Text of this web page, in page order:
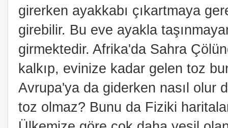
girerken ayakkabı çıkartmaya
girebilir. Bu eve ayakla
girmektedir. Afrika'da Sahra
kalkıp, evinize kadar gelen toz
Avrupa'ya da giderken nasıl olur
toz olmaz? Bunu da Fiziki